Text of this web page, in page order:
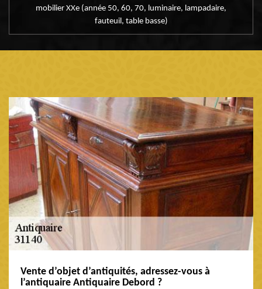
mobilier XXe (année 50, 60, 70, luminaire, lampadaire,
fauteuil, table basse)
Vente d’objet d’antiquités, adressez-vous à
l’antiquaire Antiquaire Debord ?